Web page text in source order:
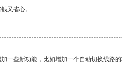
又省心。
一些新功能，比如增加一个自动切换线路的